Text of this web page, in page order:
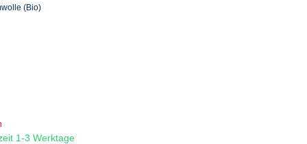
(Bio)
1-3 Werktage